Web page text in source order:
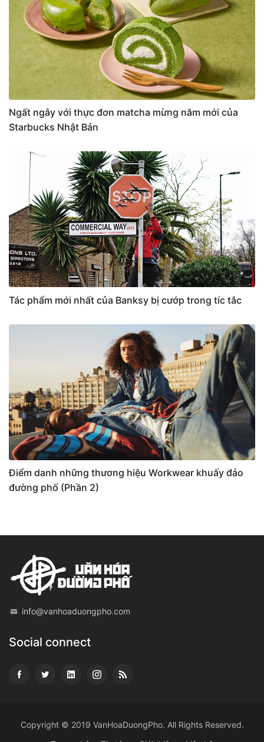
Ngất ngây với thực đơn matcha mừng năm mới của
Starbucks Nhật Bản
Tác phẩm mới nhất của Banksy bị cướp trong tíc tắc
Điểm danh những thương hiệu Workwear khuấy đảo
đường phố (Phần 2)
info@vanhoaduongpho.com
Social connect
Copyright © 2019 VanHoaDuongPho. All Rights Reserved.